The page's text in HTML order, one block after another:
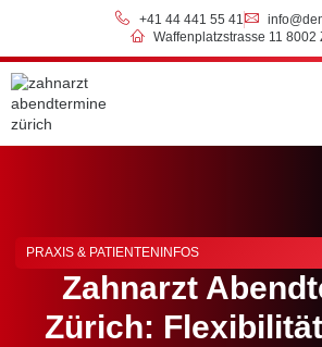
+41 44 441 55 41
Waffenplatzstrasse 11 8002
PRAXIS & PATIENTENINFOS
Zahnarzt
Zürich: